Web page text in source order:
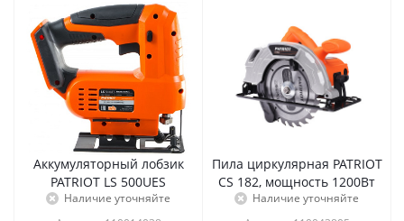
Аккумуляторный лобзик
PATRIOT LS 500UES
Наличие уточняйте
Пила циркулярная PATRIOT
CS 182, мощность 1200Вт
Наличие уточняйте